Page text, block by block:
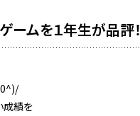
ームを１年生が品評！
成績を